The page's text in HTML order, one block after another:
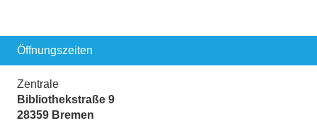
Öffnungszeiten
Zentrale
Bibliothekstraße 9
28359 Bremen